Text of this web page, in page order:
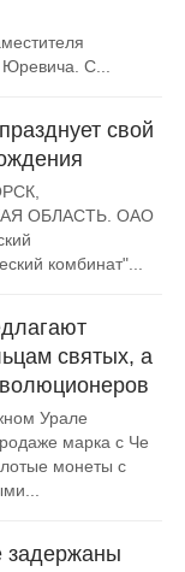
С...
свой
ОБЛАСТЬ. ОАО
комбинат"...
святых, а
Урале
марка с Че
монеты с
задержаны